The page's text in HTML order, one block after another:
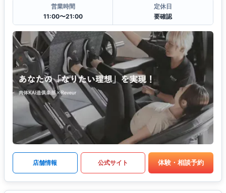
営業時間
11:00〜21:00
定休日
要確認
店舗情報 公式サイト 体験・相談予約